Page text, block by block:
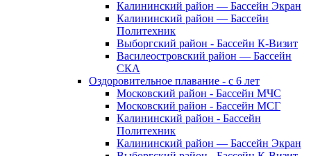
Калининский район — Бассейн Экран
Калининский район — Бассейн
Политехник
Выборгский район - Бассейн К-Визит
Василеостровский район — Бассейн
СКА
Оздоровительное плавание - с 6 лет
Московский район - Бассейн МЧС
Московский район - Бассейн МСГ
Калининский район - Бассейн
Политехник
Калининский район — Бассейн Экран